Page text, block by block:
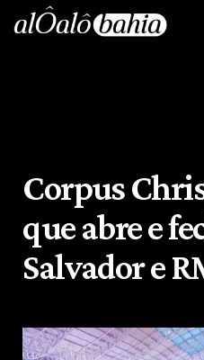
Corpus
que abre e
Salvador e